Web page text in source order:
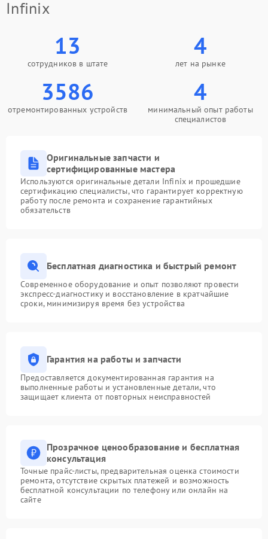
Infinix
13
сотрудников в штате
4
лет на рынке
3586
отремонтированных устройств
4
минимальный опыт работы
специалистов
Оригинальные запчасти и
сертифицированные мастера
Используются оригинальные детали Infinix и прошедшие
сертификацию специалисты, что гарантирует корректную
работу после ремонта и сохранение гарантийных
обязательств
Бесплатная диагностика и быстрый ремонт
Современное оборудование и опыт позволяют провести
экспресс-диагностику и восстановление в кратчайшие
сроки, минимизируя время без устройства
Гарантия на работы и запчасти
Предоставляется документированная гарантия на
выполненные работы и установленные детали, что
защищает клиента от повторных неисправностей
Прозрачное ценообразование и бесплатная
консультация
Точные прайс-листы, предварительная оценка стоимости
ремонта, отсутствие скрытых платежей и возможность
бесплатной консультации по телефону или онлайн на
сайте